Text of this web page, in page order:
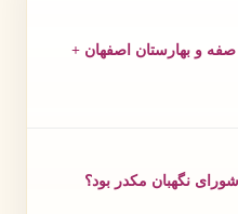
و بهارستان اصفهان +
نگهبان مکدر بود؟